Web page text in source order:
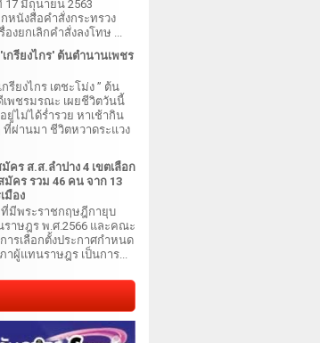
มิถุนายน 2563
หนังสือคำสั่งกระทรวง
งยกเลิกคำสั่งลงโทษ ...
เกรียงไกร' ต้นตำนานเพชร
กรียงไกร เตชะโม่ง ” ต้น
พชรมรณะ เผยชีวิตวันนี้
ยู่ไม่ได้ร่ำรวย หาเช้ากิน
ที่ผ่านมา ชีวิตหวาดระแวง
คร ส.ส.ลำปาง 4 เขตเลือก
มัคร รวม 46 คน จาก 13
มือง
ระราชกฤษฎีกายุบ
าษฎร พ.ศ.2566 และคณะ
ารเลือกตั้งประกาศกำหนด
าผู้แทนราษฎร เป็นการ...